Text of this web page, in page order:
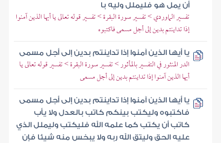
أن يمل هو فليملل وليه با
تفسير الماوردي > تفسير سورة البقرة > تفسير قوله تعالى يا أيها الذين آمنوا
إذا تداينتم بدين إلى أجل مسمى فاكتبوه
يا أيها الذين آمنوا إذا تداينتم بدين إلى أجل مسمى
الدر المنثور في التفسير بالمأثور > تفسير سورة البقرة > تفسير قوله تعالى يا
أيها الذين آمنوا إذا تداينتم بدين إلى أجل مسمى
يا أيها الذين آمنوا إذا تداينتم بدين إلى أجل مسمى
فاكتبوه وليكتب بينكم كاتب بالعدل ولا يأب
كاتب أن يكتب كما علمه الله فليكتب وليملل الذي
عليه الحق وليتق الله ربه ولا يبخس منه شيئا فإن